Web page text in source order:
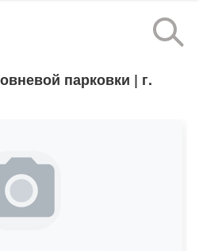
парковки | г.